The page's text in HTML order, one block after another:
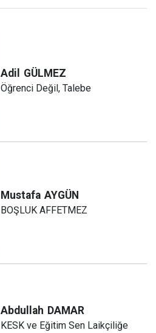
Adil GÜLMEZ
Öğrenci Değil, Talebe
Mustafa AYGÜN
BOŞLUK AFFETMEZ
Abdullah DAMAR
KESK ve Eğitim Sen Laikçiliğe